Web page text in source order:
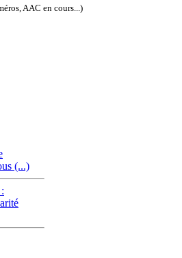
AAC en cours...)
(...)